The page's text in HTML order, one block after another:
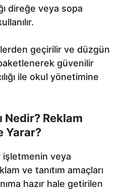
direğe veya sopa
geçirilir ve düzgün
güvenilir
ile okul yönetimine
Nedir? Reklam
Yarar?
işletmenin veya
ve tanıtım amaçları
hazır hale getirilen